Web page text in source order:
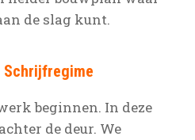
de slag kunt.
Schrijfregime
beginnen. In deze
de deur. We